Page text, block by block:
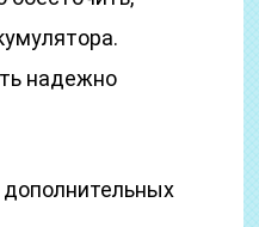
надежно